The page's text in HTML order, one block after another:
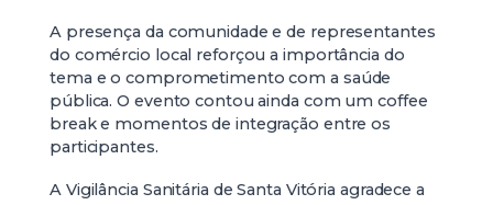
A presença da comunidade e de representantes
do comércio local reforçou a importância do
tema e o comprometimento com a saúde
pública. O evento contou ainda com um coffee
break e momentos de integração entre os
participantes.
A Vigilância Sanitária de Santa Vitória agradece a